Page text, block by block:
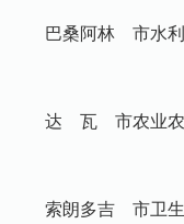
巴桑阿林 市水利
达 瓦 市农业农村
索朗多吉 市卫生健